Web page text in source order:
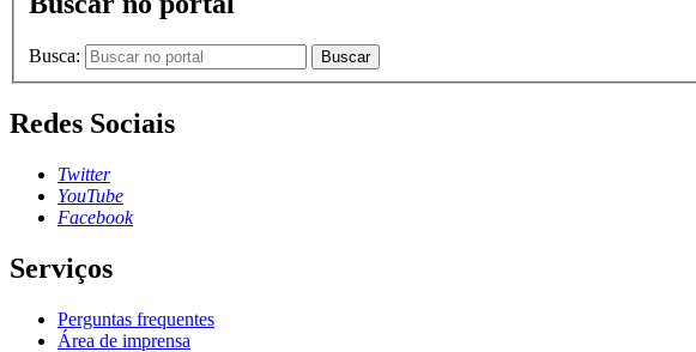
Busca: Buscar
Redes Sociais
Twitter
YouTube
Facebook
Serviços
Perguntas frequentes
Área de imprensa